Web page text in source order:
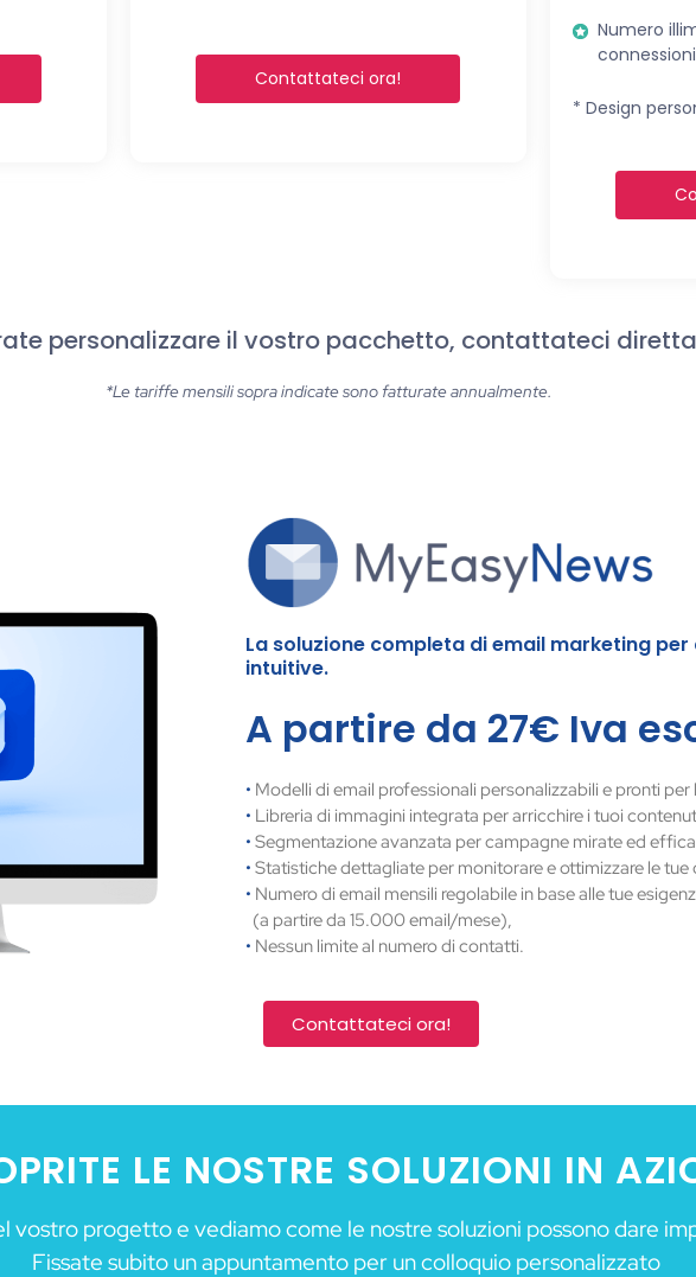
Contattateci ora!
Numero
connessioni
* Design
personalizzare il vostro pacchetto, contattateci
*Le tariffe mensili sopra indicate sono fatturate annualmente.
La soluzione completa di email marketing
intuitive.
A partire da 27€ Iva
• Modelli di email professionali personalizzabili e pronti per
• Libreria di immagini integrata per arricchire i tuoi
• Segmentazione avanzata per campagne mirate ed
• Statistiche dettagliate per monitorare e ottimizzare le tue
• Numero di email mensili regolabile in base alle tue
(a partire da 15.000 email/mese),
• Nessun limite al numero di contatti.
Contattateci ora!
LE NOSTRE SOLUZIONI IN
vostro progetto e vediamo come le nostre soluzioni possono dare
Fissate subito un appuntamento per un colloquio personalizzato